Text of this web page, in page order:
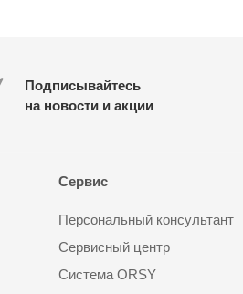
Подписывайтесь
на новости и акции
Сервис
Персональный консультант
Сервисный центр
Система ORSY